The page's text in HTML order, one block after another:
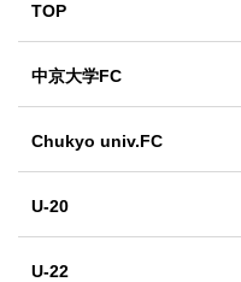
TOP
中京大学FC
Chukyo univ.FC
U-20
U-22